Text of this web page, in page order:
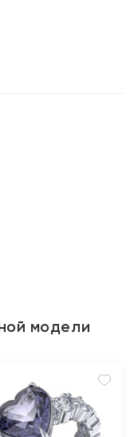
модели